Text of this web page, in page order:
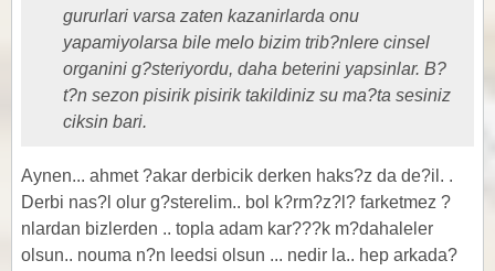
gururlari varsa zaten kazanirlarda onu
yapamiyolarsa bile melo bizim trib?nlere cinsel
organini g?steriyordu, daha beterini yapsinlar. B?
t?n sezon pisirik pisirik takildiniz su ma?ta sesiniz
ciksin bari.
Aynen... ahmet ?akar derbicik derken haks?z da de?il. .
Derbi nas?l olur g?sterelim.. bol k?rm?z?l? farketmez ?
nlardan bizlerden .. topla adam kar???k m?dahaleler
olsun.. nouma n?n leedsi olsun ... nedir la.. hep arkada?